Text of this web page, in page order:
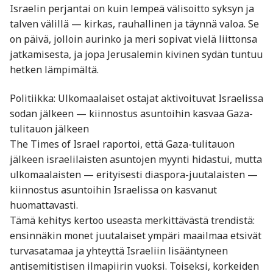
Israelin perjantai on kuin lempeä välisoitto syksyn ja
talven välillä — kirkas, rauhallinen ja täynnä valoa. Se
on päivä, jolloin aurinko ja meri sopivat vielä liittonsa
jatkamisesta, ja jopa Jerusalemin kivinen sydän tuntuu
hetken lämpimältä.
Politiikka: Ulkomaalaiset ostajat aktivoituvat Israelissa
sodan jälkeen — kiinnostus asuntoihin kasvaa Gaza-
tulitauon jälkeen
The Times of Israel raportoi, että Gaza-tulitauon
jälkeen israelilaisten asuntojen myynti hidastui, mutta
ulkomaalaisten — erityisesti diaspora-juutalaisten —
kiinnostus asuntoihin Israelissa on kasvanut
huomattavasti.
Tämä kehitys kertoo useasta merkittävästä trendistä:
ensinnäkin monet juutalaiset ympäri maailmaa etsivät
turvasatamaa ja yhteyttä Israeliin lisääntyneen
antisemitistisen ilmapiirin vuoksi. Toiseksi, korkeiden